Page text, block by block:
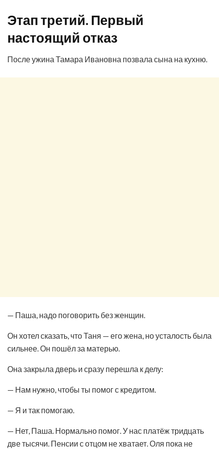
Этап третий. Первый
настоящий отказ
После ужина Тамара Ивановна позвала сына на кухню.
— Паша, надо поговорить без женщин.
Он хотел сказать, что Таня — его жена, но усталость была
сильнее. Он пошёл за матерью.
Она закрыла дверь и сразу перешла к делу:
— Нам нужно, чтобы ты помог с кредитом.
— Я и так помогаю.
— Нет, Паша. Нормально помог. У нас платёж тридцать
две тысячи. Пенсии с отцом не хватает. Оля пока не